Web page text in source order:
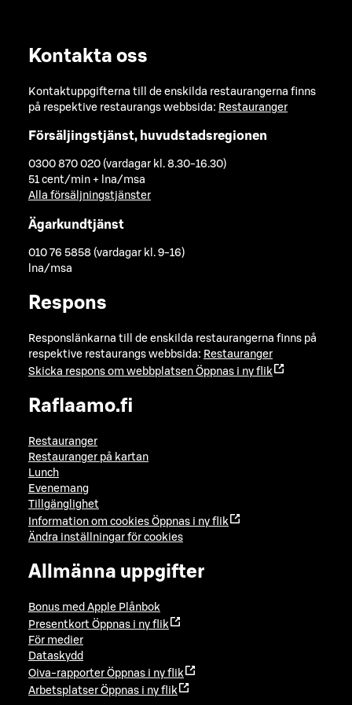
Kontakta oss
Kontaktuppgifterna till de enskilda restaurangerna finns
på respektive restaurangs webbsida: Restauranger
Försäljingstjänst, huvudstadsregionen
0300 870 020 (vardagar kl. 8.30-16.30)
51 cent/min + lna/msa
Alla försäljningstjänster
Ägarkundtjänst
010 76 5858 (vardagar kl. 9-16)
lna/msa
Respons
Responslänkarna till de enskilda restaurangerna finns på
respektive restaurangs webbsida: Restauranger
Skicka respons om webbplatsen Öppnas i ny flik
Raflaamo.fi
Restauranger
Restauranger på kartan
Lunch
Evenemang
Tillgänglighet
Information om cookies Öppnas i ny flik
Ändra inställningar för cookies
Allmänna uppgifter
Bonus med Apple Plånbok
Presentkort Öppnas i ny flik
För medier
Dataskydd
Oiva-rapporter Öppnas i ny flik
Arbetsplatser Öppnas i ny flik